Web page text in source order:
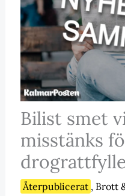
Bilist smet
misstänks
Återpublicerat , Brott